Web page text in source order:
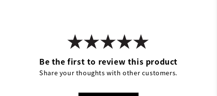
Be the first to review this product
Share your thoughts with other customers.